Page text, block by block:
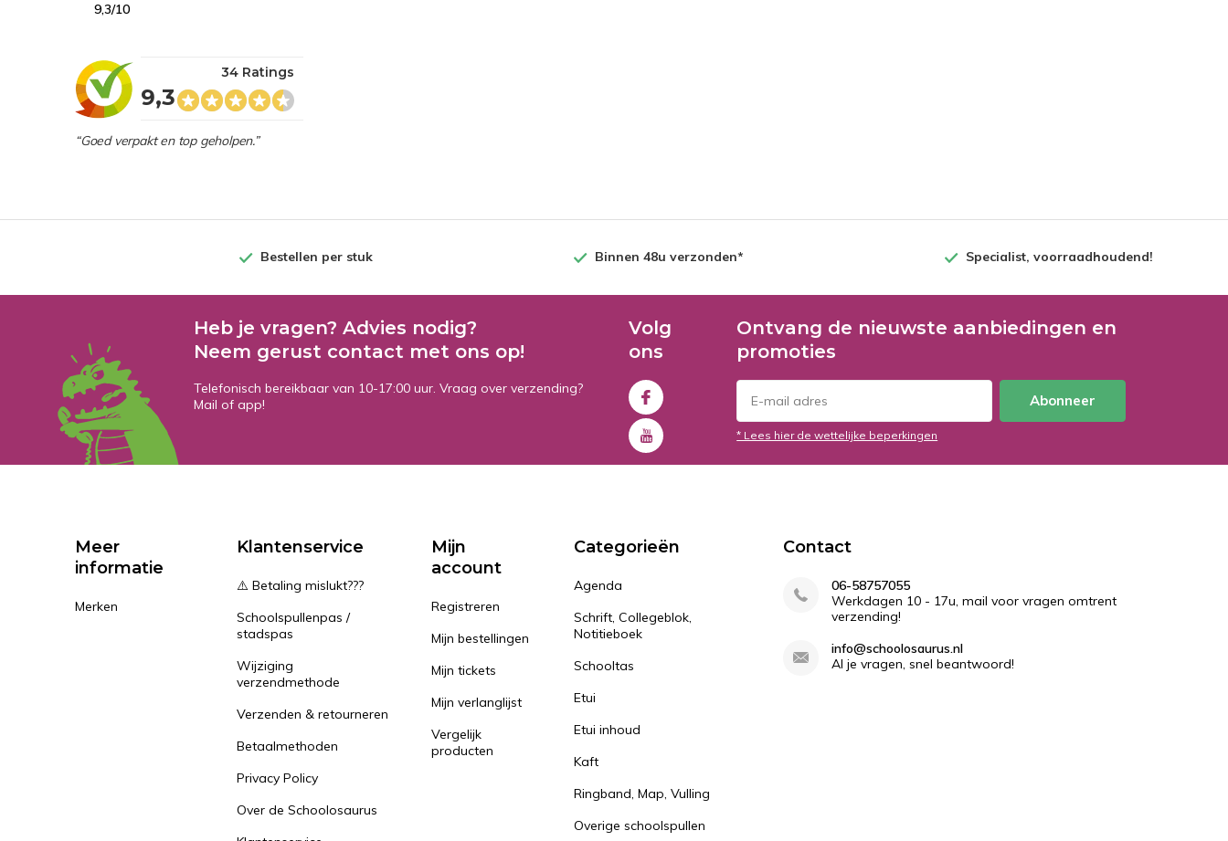
9,3/10
9,3
34 Ratings
“Goed verpakt en top geholpen.”
Bestellen per stuk Binnen 48u verzonden* Specialist, voorraadhoudend!
Heb je vragen? Advies nodig?
Neem gerust contact met ons op!
Telefonisch bereikbaar van 10-17:00 uur. Vraag over verzending?
Mail of app!
Volg
ons
Ontvang de nieuwste aanbiedingen en
promoties
Abonneer
* Lees hier de wettelijke beperkingen
Meer
informatie
Merken
Klantenservice
⚠️ Betaling mislukt???
Schoolspullenpas /
stadspas
Wijziging
verzendmethode
Verzenden & retourneren
Betaalmethoden
Privacy Policy
Over de Schoolosaurus
Mijn
account
Registreren
Mijn bestellingen
Mijn tickets
Mijn verlanglijst
Vergelijk
producten
Categorieën
Agenda
Schrift, Collegeblok,
Notitieboek
Schooltas
Etui
Etui inhoud
Kaft
Ringband, Map, Vulling
Overige schoolspullen
Contact
06-58757055
Werkdagen 10 - 17u, mail voor vragen omtrent
verzending!
info@schoolosaurus.nl
Al je vragen, snel beantwoord!